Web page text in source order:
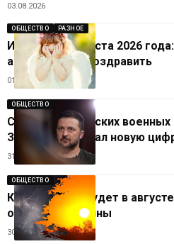
03.08.2026
ОБЩЕСТВО РАЗНОЕ
Именины 1 августа 2026
ангела и кого поздравить
01.08.2026
ОБЩЕСТВО
Сколько украинских военных
Зеленский назвал новую
31.07.2026
ОБЩЕСТВО
Какая погода будет в
областям Украины
30.07.2026